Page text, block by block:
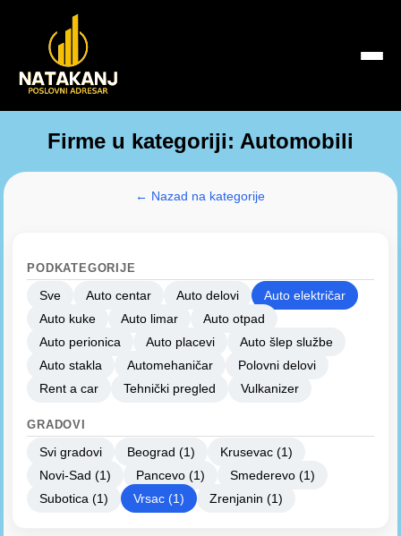
Firme u kategoriji: Automobili
← Nazad na kategorije
PODKATEGORIJE
Sve Auto centar Auto delovi
Auto električar
Auto kuke
Auto limar
Auto otpad
Auto perionica
Auto placevi
Auto šlep službe
Auto stakla
Automehaničar
Polovni delovi
Rent a car
Tehnički pregled Vulkanizer
GRADOVI
Svi gradovi Beograd (1)
Krusevac (1)
Novi-Sad (1)
Pancevo (1)
Smederevo (1)
Subotica (1)
Vrsac (1) Zrenjanin (1)